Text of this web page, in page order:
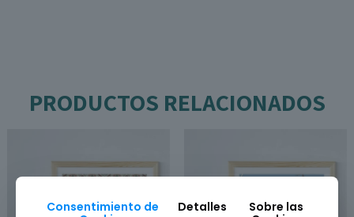
PRODUCTOS RELACIONADOS
Consentimiento de
Detalles
Sobre las